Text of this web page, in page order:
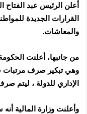
أعلن الرئيس عبد
القرارات الجديدة
والمعاشات.
من جانبها، أعلنت
الإداري للدولة ، ليتم
وأعلنت وزارة المالية